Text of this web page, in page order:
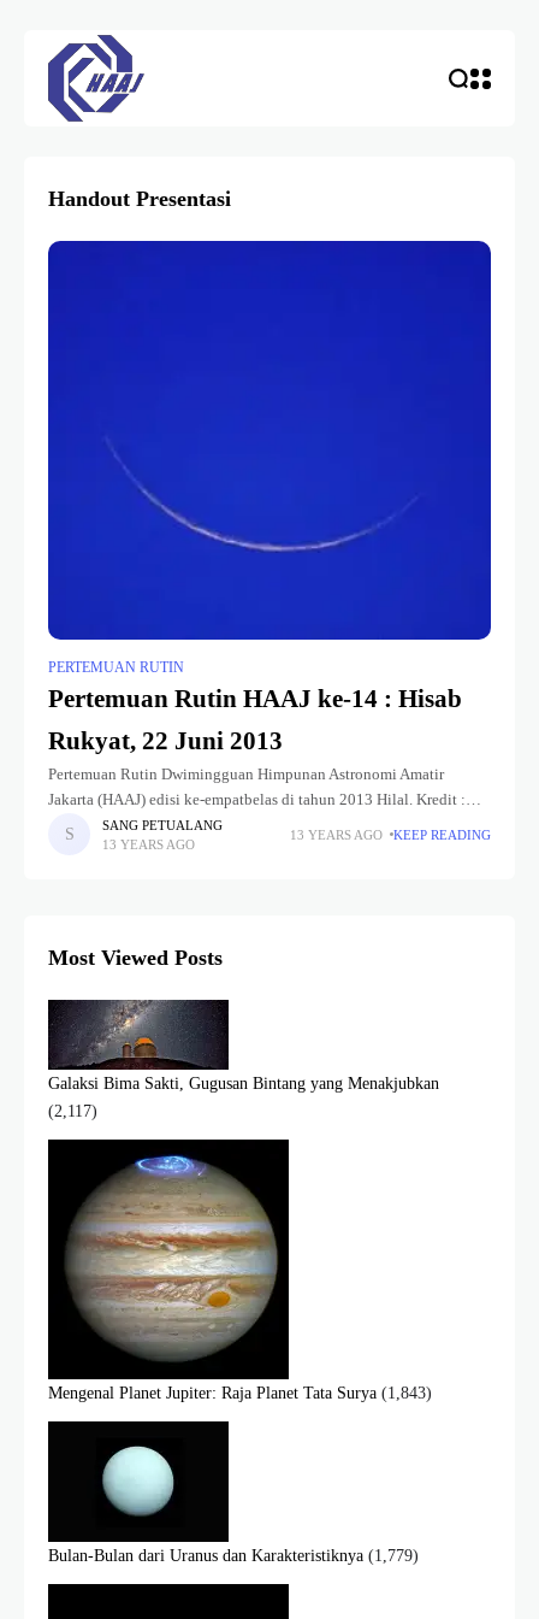
Handout Presentasi
PERTEMUAN RUTIN
Pertemuan Rutin HAAJ ke-14 : Hisab
Rukyat, 22 Juni 2013
Pertemuan Rutin Dwimingguan Himpunan Astronomi Amatir
Jakarta (HAAJ) edisi ke-empatbelas di tahun 2013 Hilal. Kredit :
HAAJ Diskusi soal penentuan awal Ramadhan, Syawal, dan
Dzulhijjah seringkali terfokus pada pemaknaan rukyat
SANG PETUALANG
13 YEARS AGO
13 YEARS AGO KEEP READING
Most Viewed Posts
Galaksi Bima Sakti, Gugusan Bintang yang Menakjubkan
(2,117)
Mengenal Planet Jupiter: Raja Planet Tata Surya (1,843)
Bulan-Bulan dari Uranus dan Karakteristiknya (1,779)